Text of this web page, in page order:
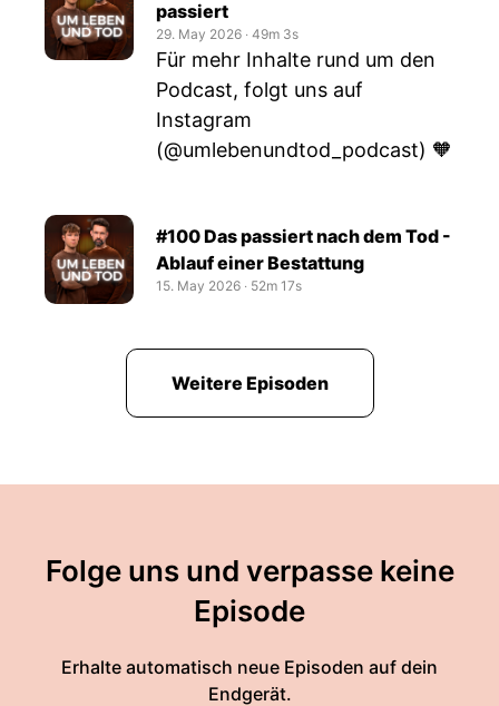
passiert
29. May 2026 ‧ 49m 3s
Für mehr Inhalte rund um den
Podcast, folgt uns auf
Instagram
(@umlebenundtod_podcast) 🧡
#100 Das passiert nach dem Tod -
Ablauf einer Bestattung
15. May 2026 ‧ 52m 17s
Weitere Episoden
Folge uns und verpasse keine
Episode
Erhalte automatisch neue Episoden auf dein
Endgerät.